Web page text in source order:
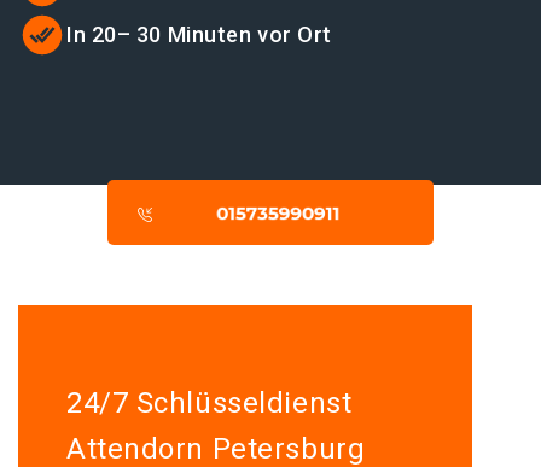
In 20– 30 Minuten vor Ort
24/7 Schlüsseldienst
Attendorn Petersburg